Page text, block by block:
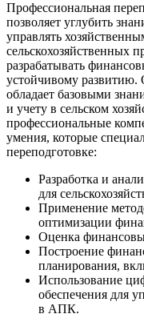
Профессиональная
позволяет углубить
управлять
сельскохозяйственных
разрабатывать
устойчивому развитию.
обладает базовыми
и учету в сельском
профессиональные
умения, которые
переподготовке:
Разработка и
для
Применение
оптимизации
Оценка
Построение
планирования,
Использование
обеспечения для
в АПК.